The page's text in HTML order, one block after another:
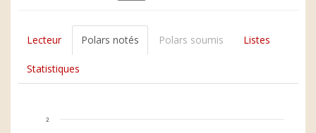
Lecteur Polars notés Polars soumis Listes
Statistiques
2